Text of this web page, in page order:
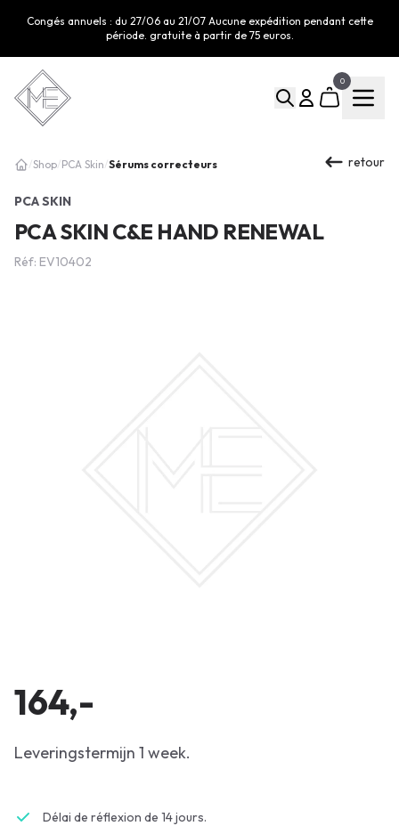
Congés annuels : du 27/06 au 21/07 Aucune expédition pendant cette
période. gratuite à partir de 75 euros.
0
/Shop/ PCA Skin/Sérums correcteurs retour
PCA SKIN
PCA SKIN C&E HAND RENEWAL
Réf: EV10402
164,-
Leveringstermijn 1 week.
Délai de réflexion de 14 jours.